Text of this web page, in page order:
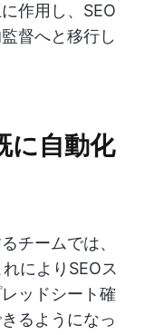
作用し、SEO
督へと移行し
に自動化
チームでは、
によりSEOス
ッドシート確
るようになっ